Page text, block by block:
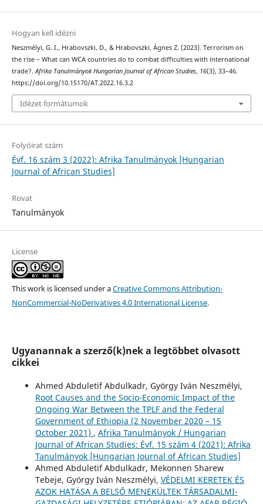
Hogyan kell idézni
Neszmélyi, G. I., Hrabovszki, D., & Hrabovszki, Ágnes Z. (2023). Terrorism on
the rise – What can WCA countries do to combat difficulties with international
trade?. Afrika Tanulmányok Hungarian Journal of African Studies, 16(3), 33–46.
https://doi.org/10.15170/AT.2022.16.3.2
Idézet formátumok
Folyóirat szám
Évf. 16 szám 3 (2022): Afrika Tanulmányok [Hungarian
Journal of African Studies]
Rovat
Tanulmányok
License
This work is licensed under aCreative Commons Attribution-
NonCommercial-NoDerivatives 4.0 International License.
Ugyanannak a szerző(k)nek a legtöbbet olvasott
cikkei
Ahmed Abduletif Abdulkadr, György Iván Neszmélyi,
Root Causes and the Socio-Economic Impact of the
Ongoing War Between the TPLF and the Federal
Government of Ethiopia (2 November 2020 – 15
October 2021) , Afrika Tanulmányok / Hungarian
Journal of African Studies: Évf. 15 szám 4 (2021): Afrika
Tanulmányok [Hungarian Journal of African Studies]
Ahmed Abduletif Abdulkadr, Mekonnen Sharew
Tebeje, György Iván Neszmélyi, VÉDELMI KERETEK ÉS
AZOK HATÁSA A BELSŐ MENEKÜLTEK TÁRSADALMI-